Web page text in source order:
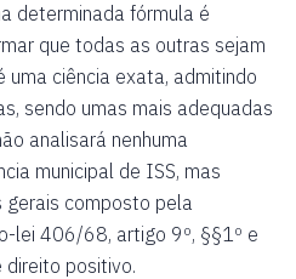
determinada fórmula é
que todas as outras sejam
uma ciência exata, admitindo
sendo umas mais adequadas
analisará nenhuma
municipal de ISS, mas
composto pela
lei 406/68, artigo 9º, §§1º e
direito positivo.